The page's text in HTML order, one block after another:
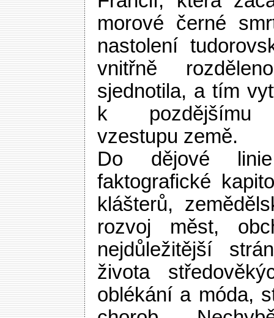
morové černé
nastolení
vnitřně
sjednotila, a tím
k pozdějšímu
vzestupu země.
Do dějové
faktografické
klášterů,
rozvoj měst,
nejdůležitější
života
oblékání a móda,